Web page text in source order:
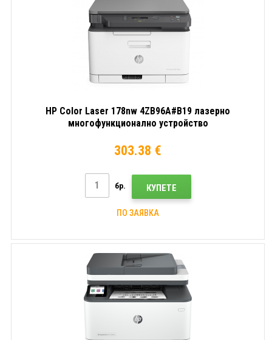
HP Color Laser 178nw 4ZB96A#B19 лазерно
многофункционално устройство
303.38 €
бр. КУПЕТЕ
ПО ЗАЯВКА